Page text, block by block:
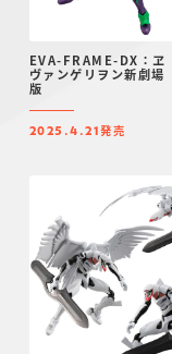
EVA-FRAME-DX：ヱ
ヴァンゲリヲン新劇場
版
2025.4.21発売